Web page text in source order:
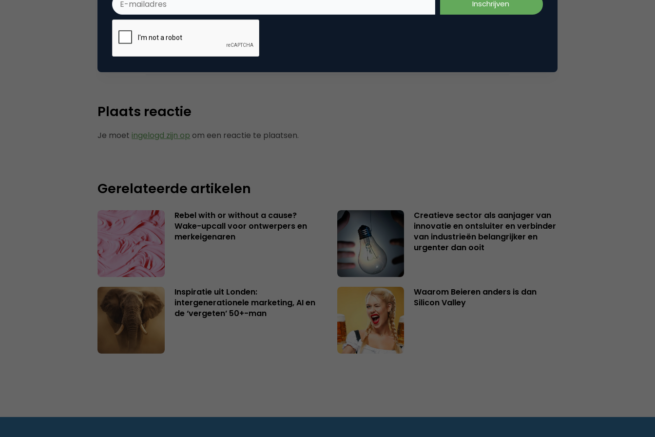
Plaats reactie
Je moet ingelogd zijn op om een reactie te plaatsen.
Gerelateerde artikelen
Rebel with or without a cause?
Wake-upcall voor ontwerpers en
merkeigenaren
Creatieve sector als aanjager van
innovatie en ontsluiter en verbinder
van industrieën belangrijker en
urgenter dan ooit
Inspiratie uit Londen:
intergenerationele marketing, AI en
de ‘vergeten’ 50+-man
Waarom Beieren anders is dan
Silicon Valley